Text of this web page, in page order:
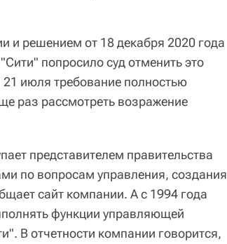
и решением от 18 декабря 2020 года
попросило суд отменить это
июля требование полностью
раз рассмотреть возражение
представителем правительства
по вопросам управления, создания
сайт компании. А с 1994 года
функции управляющей
В отчетности компании говорится,